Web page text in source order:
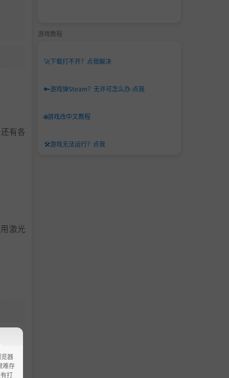
有各
激光
游戏教程
🚀下载打不开？点我解决
🔑游戏弹Steam？无许可怎么办-点我
🌐游戏改中文教程
🛠️游戏无法运行？点我
器
难存
打